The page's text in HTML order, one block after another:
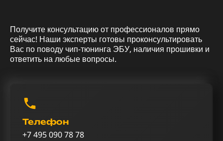
Получите консультацию от профессионалов прямо
сейчас! Наши эксперты готовы проконсультировать
Вас по поводу чип-тюнинга ЭБУ, наличия прошивки и
ответить на любые вопросы.
Телефон
+7 495 090 78 78